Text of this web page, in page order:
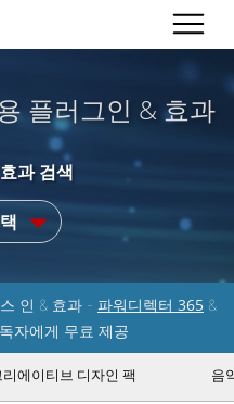
플러그인 & 효과
과 검색
인 & 효과 - 파워디렉터 365 &
자에게 무료 제공
리에이티브 디자인 팩 음